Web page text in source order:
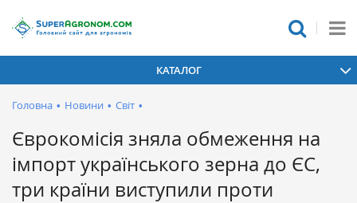
КАТАЛОГ
Головна • Новини • Світ •
Єврокомісія зняла обмеження на
імпорт українського зерна до ЄС,
три країни виступили проти